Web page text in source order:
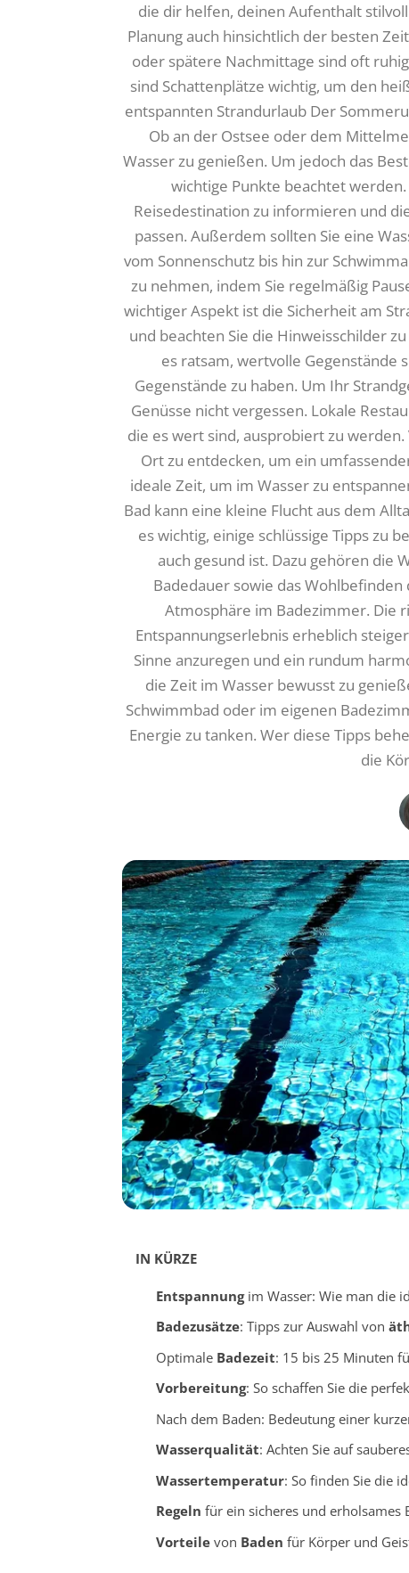
die dir helfen, deinen Aufenthalt
Planung auch hinsichtlich der besten
oder spätere Nachmittage sind oft
sind Schattenplätze wichtig, um den
entspannten Strandurlaub Der
Ob an der Ostsee oder dem
Wasser zu genießen. Um jedoch das
wichtige Punkte beachtet
Reisedestination zu informieren und
passen. Außerdem sollten Sie eine
vom Sonnenschutz bis hin zur
zu nehmen, indem Sie regelmäßig
wichtiger Aspekt ist die Sicherheit am
und beachten Sie die Hinweisschilder
es ratsam, wertvolle Gegenstände
Gegenstände zu haben. Um Ihr
Genüsse nicht vergessen. Lokale
die es wert sind, ausprobiert zu
Ort zu entdecken, um ein
ideale Zeit, um im Wasser zu
Bad kann eine kleine Flucht aus dem
es wichtig, einige schlüssige Tipps zu
auch gesund ist. Dazu gehören die
Badedauer sowie das
Atmosphäre im Badezimmer. Die
Entspannungserlebnis erheblich
Sinne anzuregen und ein rundum
die Zeit im Wasser bewusst zu
Schwimmbad oder im eigenen
Energie zu tanken. Wer diese Tipps
die
IN KÜRZE
Entspannungim Wasser: Wie man die
Badezusätze: Tipps zur Auswahl von
Optimale Badezeit: 15 bis 25 Minuten
Vorbereitung: So schaffen Sie die
Nach dem Baden: Bedeutung einer
Wasserqualität: Achten Sie auf
Wassertemperatur: So finden Sie die
Regeln für ein sicheres und erholsames
Vorteilevon Baden für Körper und